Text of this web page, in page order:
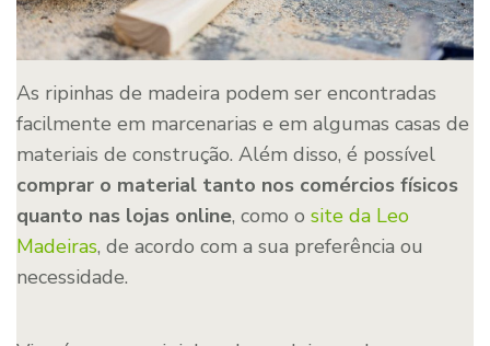
As ripinhas de madeira podem ser encontradas
facilmente em marcenarias e em algumas casas de
materiais de construção. Além disso, é possível
comprar o material tanto nos comércios físicos
quanto nas lojas online, como o site da Leo
Madeiras, de acordo com a sua preferência ou
necessidade.